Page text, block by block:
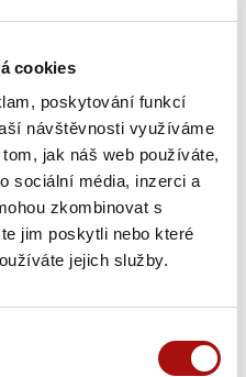
cookies
poskytování funkcí
návštěvnosti využíváme
jak náš web používáte,
sociální média, inzerci a
zkombinovat s
jim poskytli nebo které
jejich služby.
hrad, Brno